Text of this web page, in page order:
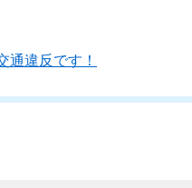
通違反です！